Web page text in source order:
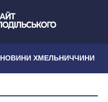
НОВИНИ ХМЕЛЬНИЧЧИНИ